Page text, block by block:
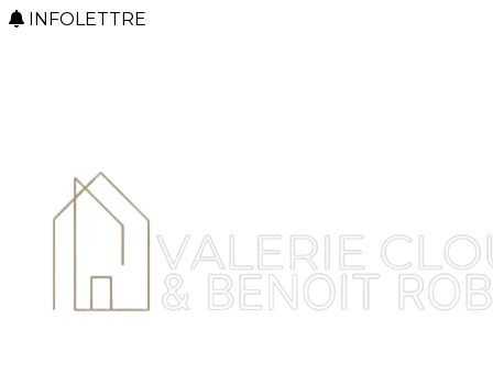
INFOLETTRE